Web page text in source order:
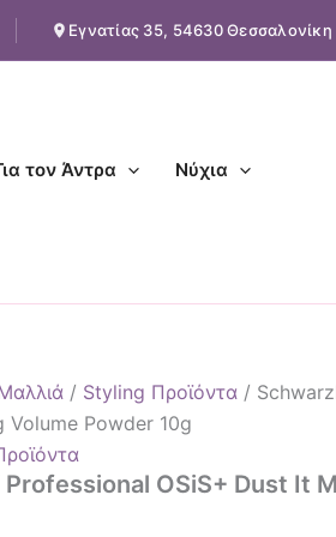
Εγνατίας 35, 54630 Θεσσαλονίκη
τον Άντρα Νύχια
/ Styling Προϊόντα /
Powder 10g
OSiS+ Dust It